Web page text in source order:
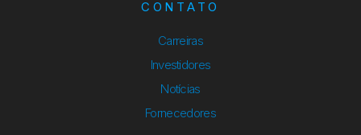
CONTATO
Carreiras
Investidores
Notícias
Fornecedores